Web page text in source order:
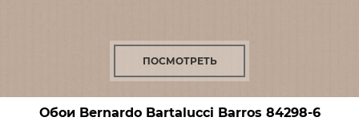
ПОСМОТРЕТЬ
Обои Bernardo Bartalucci Barros 84298-6